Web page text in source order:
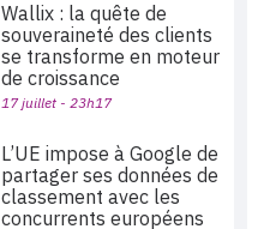
Wallix : la quête de
souveraineté des clients
se transforme en moteur
de croissance
17 juillet - 23h17
L’UE impose à Google de
partager ses données de
classement avec les
concurrents européens